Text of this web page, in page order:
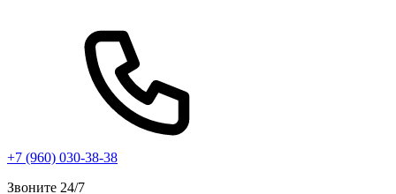
+7 (960) 030-38-38
Звоните 24/7